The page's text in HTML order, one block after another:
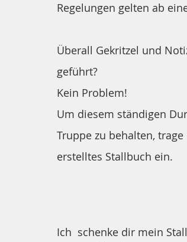
Regelungen gelten ab
Überall Gekritzel und
geführt?
Kein Problem!
Um diesem ständigen
Truppe zu behalten,
erstelltes Stallbuch ein.
Ich schenke dir mein